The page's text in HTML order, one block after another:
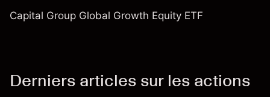
Capital Group Global Growth Equity ETF
Derniers articles sur les actions